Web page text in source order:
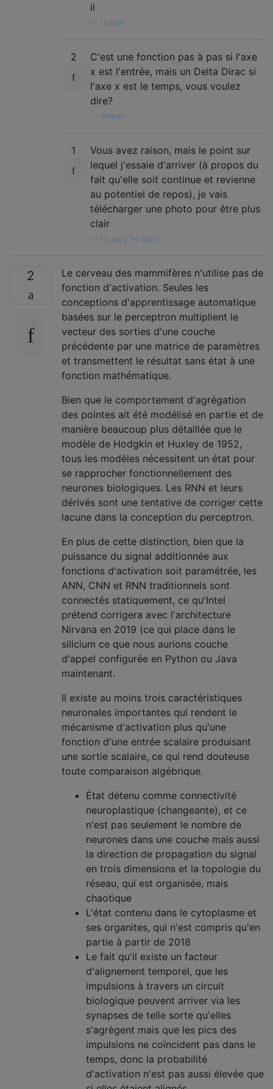
il
DuttaA
2
C'est une fonction pas à pas si l'axe
x est l'entrée, mais un Delta Dirac si
l'axe x est le temps, vous voulez
dire?
mlman
1
Vous avez raison, mais le point sur
lequel j'essaie d'arriver (à propos du
fait qu'elle soit continue et revienne
au potentiel de repos), je vais
télécharger une photo pour être plus
clair
kc sayz 'kc sayz'
2
Le cerveau des mammifères n'utilise pas de
fonction d'activation. Seules les
conceptions d'apprentissage automatique
basées sur le perceptron multiplient le
vecteur des sorties d'une couche
précédente par une matrice de paramètres
et transmettent le résultat sans état à une
fonction mathématique.
Bien que le comportement d'agrégation
des pointes ait été modélisé en partie et de
manière beaucoup plus détaillée que le
modèle de Hodgkin et Huxley de 1952,
tous les modèles nécessitent un état pour
se rapprocher fonctionnellement des
neurones biologiques. Les RNN et leurs
dérivés sont une tentative de corriger cette
lacune dans la conception du perceptron.
En plus de cette distinction, bien que la
puissance du signal additionnée aux
fonctions d'activation soit paramétrée, les
ANN, CNN et RNN traditionnels sont
connectés statiquement, ce qu'Intel
prétend corrigera avec l'architecture
Nirvana en 2019 (ce qui place dans le
silicium ce que nous aurions couche
d'appel configurée en Python ou Java
maintenant.
Il existe au moins trois caractéristiques
neuronales importantes qui rendent le
mécanisme d'activation plus qu'une
fonction d'une entrée scalaire produisant
une sortie scalaire, ce qui rend douteuse
toute comparaison algébrique.
État détenu comme connectivité
neuroplastique (changeante), et ce
n'est pas seulement le nombre de
neurones dans une couche mais aussi
la direction de propagation du signal
en trois dimensions et la topologie du
réseau, qui est organisée, mais
chaotique
L'état contenu dans le cytoplasme et
ses organites, qui n'est compris qu'en
partie à partir de 2018
Le fait qu'il existe un facteur
d'alignement temporel, que les
impulsions à travers un circuit
biologique peuvent arriver via les
synapses de telle sorte qu'elles
s'agrègent mais que les pics des
impulsions ne coïncident pas dans le
temps, donc la probabilité
d'activation n'est pas aussi élevée que